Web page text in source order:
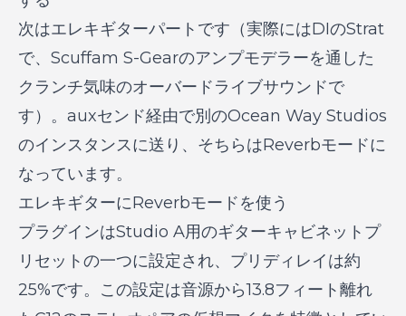
次はエレキギターパートです（実際にはDIのStrat
で、Scuffam S-Gearのアンプモデラーを通した
クランチ気味のオーバードライブサウンドで
す）。auxセンド経由で別のOcean Way Studios
のインスタンスに送り、そちらはReverbモードに
なっています。
エレキギターにReverbモードを使う
プラグインはStudio A用のギターキャビネットプ
リセットの一つに設定され、プリディレイは約
25%です。この設定は音源から13.8フィート離れ